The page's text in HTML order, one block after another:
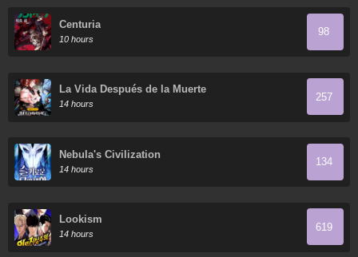
Centuria
10 hours
98
La Vida Después de la Muerte
14 hours
257
Nebula's Civilization
14 hours
134
Lookism
14 hours
619